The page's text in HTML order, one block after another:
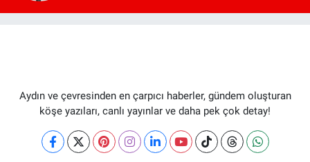
Aydın ve çevresinden en çarpıcı haberler, gündem oluşturan
köşe yazıları, canlı yayınlar ve daha pek çok detay!